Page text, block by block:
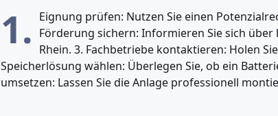
1. Eignung prüfen: Nutzen Sie einen
Förderung sichern: Informieren Sie sich
Rhein. 3. Fachbetriebe kontaktieren: Holen
Speicherlösung wählen: Überlegen Sie, ob ein
umsetzen: Lassen Sie die Anlage professionell